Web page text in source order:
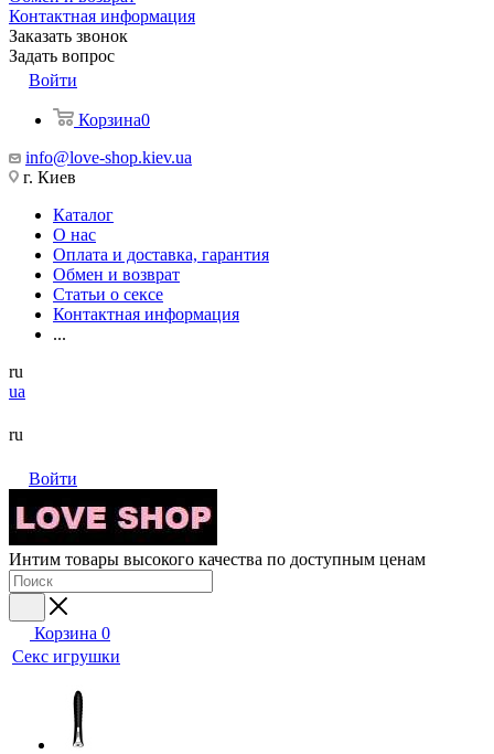
Контактная информация
Заказать звонок
Задать вопрос
Войти
Корзина0
info@love-shop.kiev.ua
г. Киев
Каталог
О нас
Оплата и доставка, гарантия
Обмен и возврат
Статьи о сексе
Контактная информация
...
ru
ua
ru
Войти
Интим товары высокого качества по доступным ценам
Корзина 0
Секс игрушки